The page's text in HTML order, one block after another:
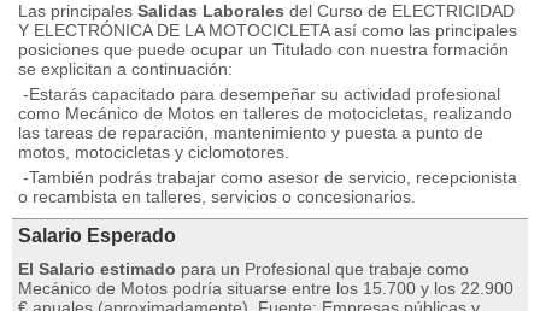
Las principales Salidas Laborales del Curso de ELECTRICIDAD
Y ELECTRÓNICA DE LA MOTOCICLETA así como las principales
posiciones que puede ocupar un Titulado con nuestra formación
se explicitan a continuación:
-Estarás capacitado para desempeñar su actividad profesional
como Mecánico de Motos en talleres de motocicletas, realizando
las tareas de reparación, mantenimiento y puesta a punto de
motos, motocicletas y ciclomotores.
-También podrás trabajar como asesor de servicio, recepcionista
o recambista en talleres, servicios o concesionarios.
Salario Esperado
El Salario estimado para un Profesional que trabaje como
Mecánico de Motos podría situarse entre los 15.700 y los 22.900